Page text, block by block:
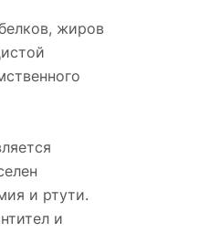
жиров
и ртути.
и